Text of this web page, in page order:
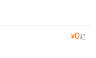
¥0起